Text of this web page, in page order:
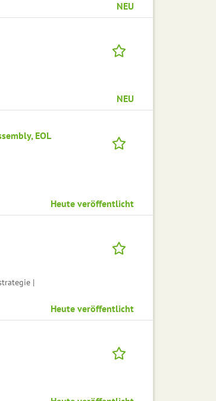
NEU
NEU
EOL
Heute veröffentlicht
|
Heute veröffentlicht